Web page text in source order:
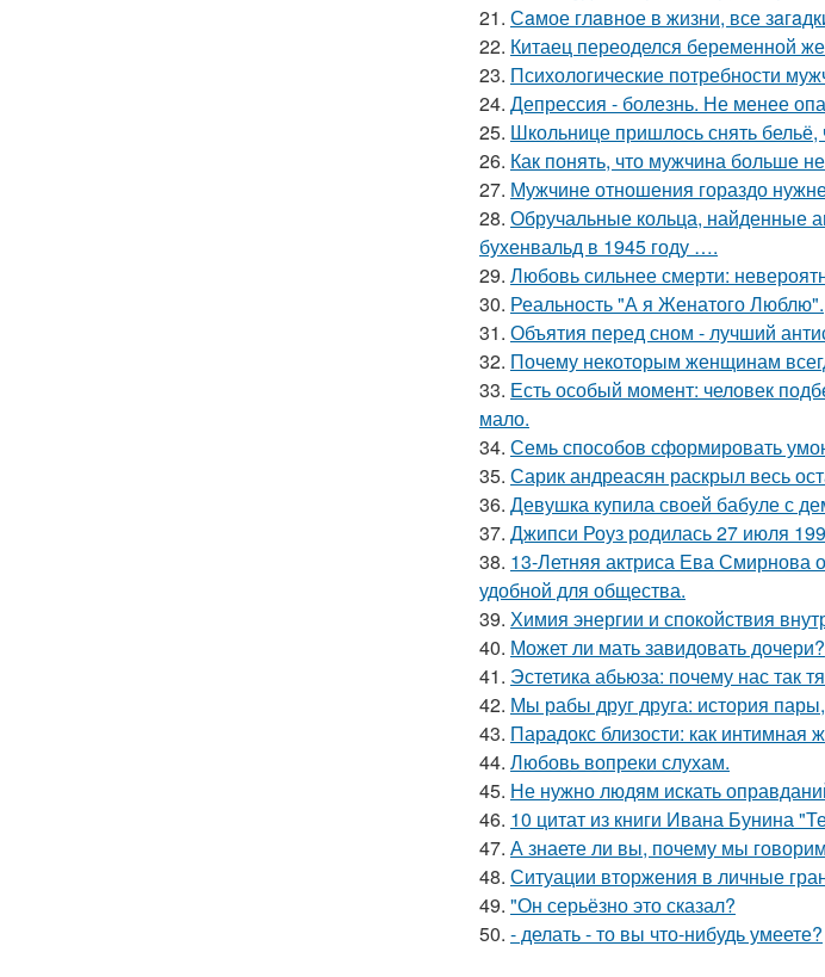
21. Сaмое глaвное в жизни, все
22. Китаец переоделся беременной
23. Психологические потребности
24. Депрессия - болезнь. Не менее
25. Школьнице пришлось снять
26. Как понять, что мужчина больше
27. Мужчине отношения гораздо
28. Обручальные кольца, найденные
бухенвальд в 1945 году ….
29. Любовь сильнее смерти:
30. Реальность "А я Женатого Люблю".
31. Объятия перед сном - лучший
32. Почему некоторым женщинам
33. Есть особый момент: человек
мало.
34. Семь способов сформировать
35. Сарик андреасян раскрыл весь
36. Девушка купила своей бабуле с
37. Джипси Роуз родилась 27 июля
38. 13-Летняя актриса Ева Смирнова
удобной для общества.
39. Химия энергии и спокойствия
40. Может ли мать завидовать дочери?
41. Эстетика абьюза: почему нас так
42. Мы рабы друг друга: история
43. Парадокс близости: как интимная
44. Любовь вопреки слухам.
45. Не нужно людям искать
46. 10 цитат из книги Ивана Бунина
47. А знаете ли вы, почему мы
48. Ситуации вторжения в личные
49. "Он серьёзно это сказал?
50. - делать - то вы что-нибудь умеете?